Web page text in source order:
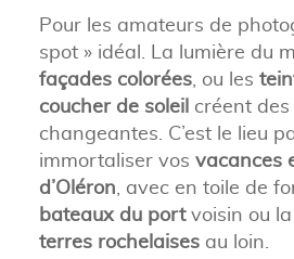
Pour les amateurs de
spot » idéal. La lumière du
façades colorées, ou les
coucher de soleilcréent des
changeantes. C’est le lieu
immortaliser vos vacances
d’Oléron, avec en toile de
bateaux du portvoisin ou
terres rochelaisesau loin.